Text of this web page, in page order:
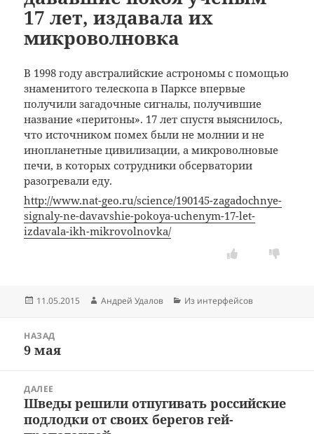
17 лет, издавала их
микроволновка
В 1998 году австралийские астрономы с помощью
знаменитого телескопа в Парксе впервые
получили загадочные сигналы, получившие
название «перитоны». 17 лет спустя выяснилось,
что источником помех были не молнии и не
инопланетные цивилизации, а микроволновые
печи, в которых сотрудники обсерватории
разогревали еду.
http://www.nat-geo.ru/science/190145-zagadochnye-
signaly-ne-davavshie-pokoya-uchenym-17-let-
izdavala-ikh-mikrovolnovka/
Опубликовано
11.05.2015 Автор
Андрей Удалов Рубрики
Из интерфейсов
записям
НАЗАД
Предыдущая
9 мая
ДАЛЕЕ
Следующая
запись:
Шведы решили отпугивать российские
подлодки от своих берегов гей-